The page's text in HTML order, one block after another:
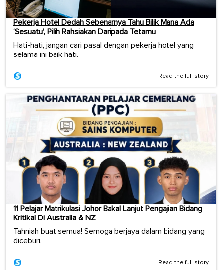
Pekerja Hotel Dedah Sebenarnya Tahu Bilik Mana Ada
‘Sesuatu’, Pilih Rahsiakan Daripada Tetamu
Hati-hati, jangan cari pasal dengan pekerja hotel yang
selama ini baik hati.
Read the full story
11 Pelajar Matrikulasi Johor Bakal Lanjut Pengajian Bidang
Kritikal Di Australia & NZ
Tahniah buat semua! Semoga berjaya dalam bidang yang
diceburi.
Read the full story